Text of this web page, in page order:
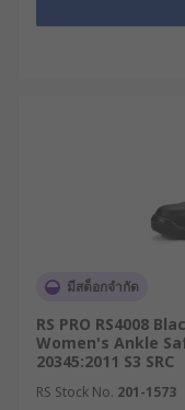
เป็นประจำ เช่
เชือกผูก หรือต
ควรส่งซ่อมแซ
คุณสมบัติก
พิจารณาเ
การป้องกันอันต
ออกแบบมาเพื่อ
โดยทำหน้าที่เป็
ไหลลงดิน ซึ่งมี
มีสต็อกจำกัด
RS PRO RS4008
Women's Ankle
20345:2011 S3 SRC
RS Stock No. 201-1573